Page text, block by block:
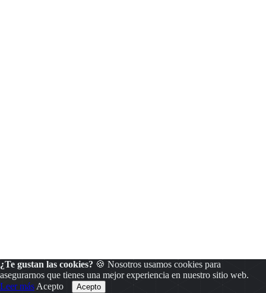
¿Te gustan las cookies? 🍪 Nosotros usamos cookies para
asegurarnos que tienes una mejor experiencia en nuestro sitio web.
Leer más Acepto